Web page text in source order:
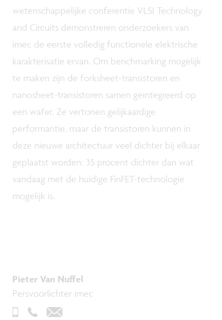
wetenschappelijke conferentie VLSI Technology
and Circuits demonstreren onderzoekers van
imec de eerste volledig functionele elektrische
karakterisatie ervan. Om benchmarking mogelijk
te maken zijn de forksheet-transistoren en
nanosheet-transistoren samen geïntegreerd op
een wafer. Ze vertonen gelijkaardige
performantie, maar de transistoren kunnen in
deze nieuwe architectuur veel dichter bij elkaar
geplaatst worden: 35 procent dichter dan wat
vandaag met de huidige FinFET-technologie
mogelijk is.
Pieter Van Nuffel
Persvoorlichter imec